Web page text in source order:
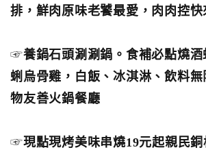
排，鮮肉原味老饕最愛，肉肉控快
☞養鍋石頭涮涮鍋。食補必點燒
蜊烏骨雞，白飯、冰淇淋、飲料
物友善火鍋餐廳
☞現點現烤美味串燒19元起親民